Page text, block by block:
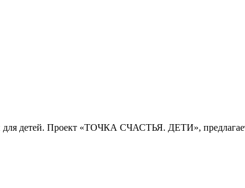
детей. Проект «ТОЧКА СЧАСТЬЯ. ДЕТИ»,